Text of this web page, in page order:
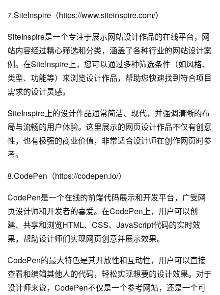
7.SiteInspire（https://www.siteinspire.com/）
SiteInspire是一个专注于展示网站设计作品的在线平台，网
站内容经过精心筛选和分类，涵盖了各种行业的网站设计案
例。在SiteInspire上，您可以通过多种筛选条件（如风格、
类型、功能等）来浏览设计作品，帮助您快速找到符合项目
需求的设计灵感。
SiteInspire上的设计作品通常简洁、现代，并强调清晰的布
局与流畅的用户体验。这里展示的网页设计作品不仅有创意
性，也有极强的商业价值，非常适合设计师在创作网页时参
考。
8.CodePen（https://codepen.io/）
CodePen是一个在线的前端代码展示和开发平台，广受网
页设计师和开发者的喜爱。在CodePen上，用户可以创
建、共享和浏览HTML、CSS、JavaScript代码的实时效
果，帮助设计师们实现网页创意并展示效果。
CodePen的最大特色是其开放性和互动性，用户可以直接
查看和编辑其他人的代码，轻松实现想要的设计效果。对于
设计师来说，CodePen不仅是一个参考网站，还是一个可